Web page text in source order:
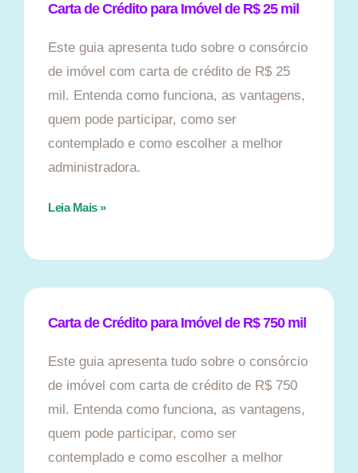
Carta de Crédito para Imóvel de R$ 25 mil
Este guia apresenta tudo sobre o consórcio
de imóvel com carta de crédito de R$ 25
mil. Entenda como funciona, as vantagens,
quem pode participar, como ser
contemplado e como escolher a melhor
administradora.
Leia Mais »
Carta de Crédito para Imóvel de R$ 750 mil
Este guia apresenta tudo sobre o consórcio
de imóvel com carta de crédito de R$ 750
mil. Entenda como funciona, as vantagens,
quem pode participar, como ser
contemplado e como escolher a melhor